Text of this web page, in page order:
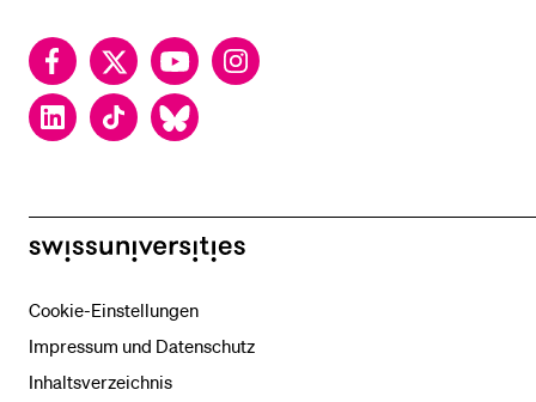
FacebookTwitter YouTubeInstagram
LinkedInTikTok Bluesky
swissuniversities
Cookie-Einstellungen
Impressum und Datenschutz
Inhaltsverzeichnis